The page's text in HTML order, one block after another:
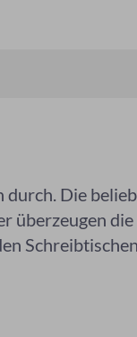
Die